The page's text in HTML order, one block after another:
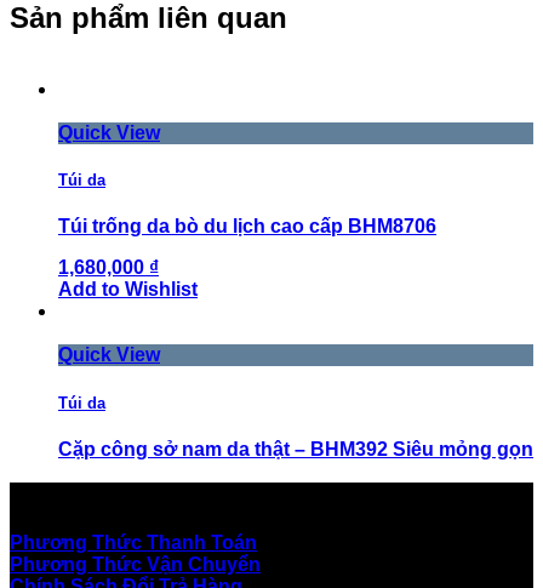
Sản phẩm liên quan
Quick View
Túi da
Túi trống da bò du lịch cao cấp BHM8706
1,680,000 ₫
Add to Wishlist
Quick View
Túi da
Cặp công sở nam da thật – BHM392 Siêu mỏng gọn
Phương Thức Thanh Toán
Phương Thức Vận Chuyển